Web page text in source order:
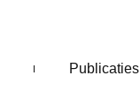
Publicaties